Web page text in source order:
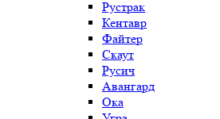
Рустрак
Кентавр
Файтер
Скаут
Русич
Авангард
Ока